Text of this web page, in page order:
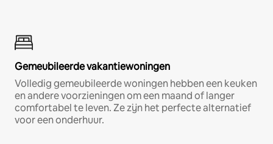
Gemeubileerde vakantiewoningen
Volledig gemeubileerde woningen hebben een keuken
en andere voorzieningen om een maand of langer
comfortabel te leven. Ze zijn het perfecte alternatief
voor een onderhuur.